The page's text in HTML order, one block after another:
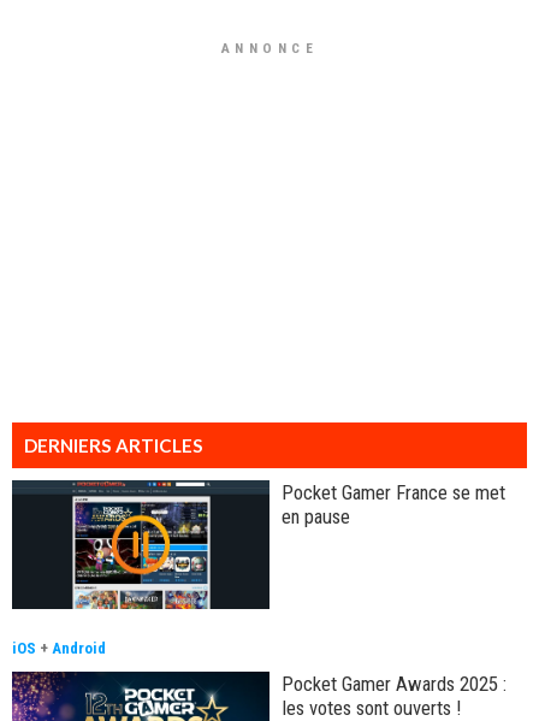
ANNONCE
DERNIERS ARTICLES
Pocket Gamer France se met
en pause
iOS + Android
Pocket Gamer Awards 2025 :
les votes sont ouverts !